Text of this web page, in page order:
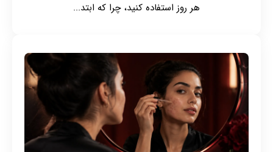
هر روز استفاده کنید، چرا که ابتد...